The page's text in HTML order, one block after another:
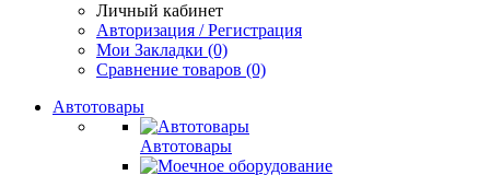
Личный кабинет
Авторизация / Регистрация
Мои Закладки (0)
Сравнение товаров (0)
Автотовары
Автотовары